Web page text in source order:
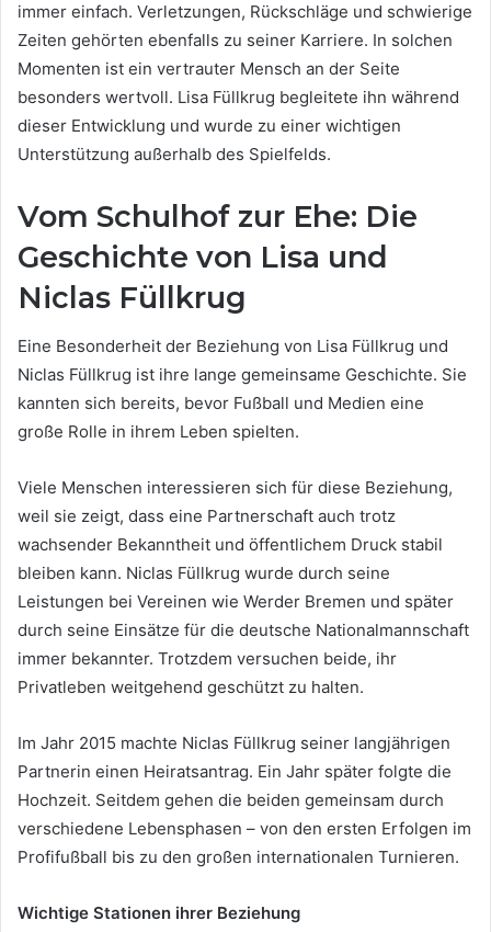
immer einfach. Verletzungen, Rückschläge und schwierige
Zeiten gehörten ebenfalls zu seiner Karriere. In solchen
Momenten ist ein vertrauter Mensch an der Seite
besonders wertvoll. Lisa Füllkrug begleitete ihn während
dieser Entwicklung und wurde zu einer wichtigen
Unterstützung außerhalb des Spielfelds.
Vom Schulhof zur Ehe: Die
Geschichte von Lisa und
Niclas Füllkrug
Eine Besonderheit der Beziehung von Lisa Füllkrug und
Niclas Füllkrug ist ihre lange gemeinsame Geschichte. Sie
kannten sich bereits, bevor Fußball und Medien eine
große Rolle in ihrem Leben spielten.
Viele Menschen interessieren sich für diese Beziehung,
weil sie zeigt, dass eine Partnerschaft auch trotz
wachsender Bekanntheit und öffentlichem Druck stabil
bleiben kann. Niclas Füllkrug wurde durch seine
Leistungen bei Vereinen wie Werder Bremen und später
durch seine Einsätze für die deutsche Nationalmannschaft
immer bekannter. Trotzdem versuchen beide, ihr
Privatleben weitgehend geschützt zu halten.
Im Jahr 2015 machte Niclas Füllkrug seiner langjährigen
Partnerin einen Heiratsantrag. Ein Jahr später folgte die
Hochzeit. Seitdem gehen die beiden gemeinsam durch
verschiedene Lebensphasen – von den ersten Erfolgen im
Profifußball bis zu den großen internationalen Turnieren.
Wichtige Stationen ihrer Beziehung